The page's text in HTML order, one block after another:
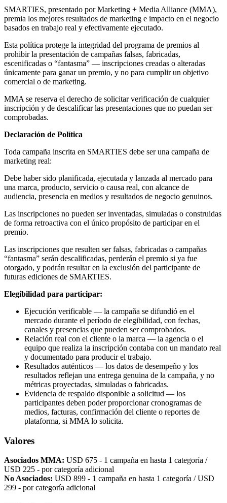
SMARTIES, presentado por Marketing + Media Alliance (MMA),
premia los mejores resultados de marketing e impacto en el negocio
basados en trabajo real y efectivamente ejecutado.
Esta política protege la integridad del programa de premios al
prohibir la presentación de campañas falsas, fabricadas,
escenificadas o “fantasma” — inscripciones creadas o alteradas
únicamente para ganar un premio, y no para cumplir un objetivo
comercial o de marketing.
MMA se reserva el derecho de solicitar verificación de cualquier
inscripción y de descalificar las presentaciones que no puedan ser
comprobadas.
Declaración de Política
Toda campaña inscrita en SMARTIES debe ser una campaña de
marketing real:
Debe haber sido planificada, ejecutada y lanzada al mercado para
una marca, producto, servicio o causa real, con alcance de
audiencia, presencia en medios y resultados de negocio genuinos.
Las inscripciones no pueden ser inventadas, simuladas o construidas
de forma retroactiva con el único propósito de participar en el
premio.
Las inscripciones que resulten ser falsas, fabricadas o campañas
“fantasma” serán descalificadas, perderán el premio si ya fue
otorgado, y podrán resultar en la exclusión del participante de
futuras ediciones de SMARTIES.
Elegibilidad para participar:
Ejecución verificable — la campaña se difundió en el
mercado durante el período de elegibilidad, con fechas,
canales y presencias que pueden ser comprobados.
Relación real con el cliente o la marca — la agencia o el
equipo que realiza la inscripción contaba con un mandato real
y documentado para producir el trabajo.
Resultados auténticos — los datos de desempeño y los
resultados reflejan una entrega genuina de la campaña, y no
métricas proyectadas, simuladas o fabricadas.
Evidencia de respaldo disponible a solicitud — los
participantes deben poder proporcionar cronogramas de
medios, facturas, confirmación del cliente o reportes de
plataforma, si MMA lo solicita.
Valores
Asociados MMA: USD 675 - 1 campaña en hasta 1 categoría /
USD 225 - por categoría adicional
No Asociados: USD 899 - 1 campaña en hasta 1 categoría / USD
299 - por categoría adicional